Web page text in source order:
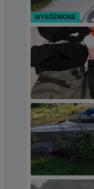
WYRÓŻNIONE